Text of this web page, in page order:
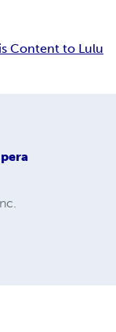
Content to Lulu